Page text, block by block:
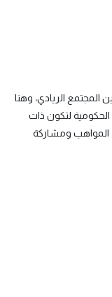
المجتمع الريادي، وهنا
لتكون ذات
المواهب ومشاركة